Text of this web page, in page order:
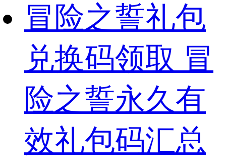
冒险之誓礼包
兑换码领取 冒
险之誓永久有
效礼包码汇总